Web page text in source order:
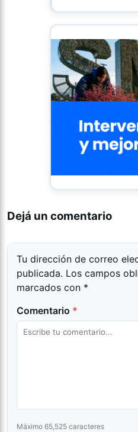
Dejá un comentario
Tu dirección de correo
publicada. Los campos
marcados con *
Comentario *
Máximo 65,525 caracteres